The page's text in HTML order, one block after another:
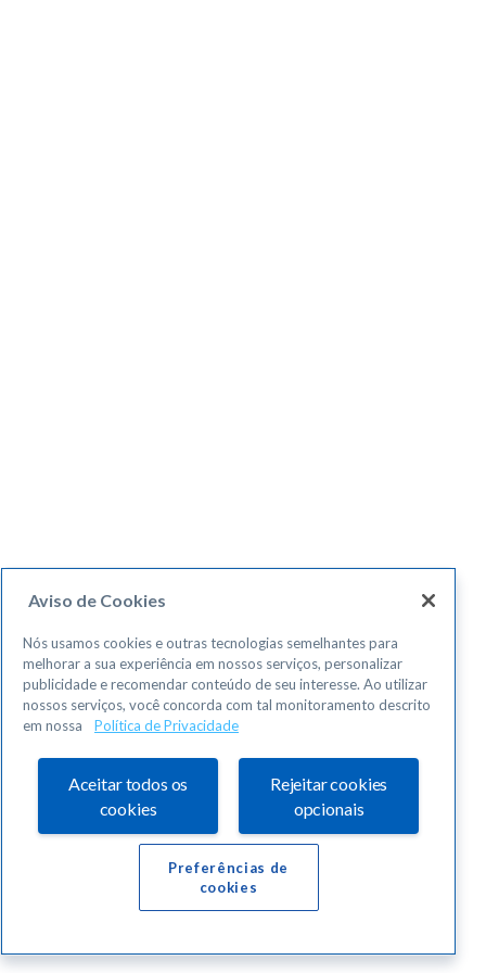
Aviso de Cookies
Nós usamos cookies e outras tecnologias semelhantes para
melhorar a sua experiência em nossos serviços, personalizar
publicidade e recomendar conteúdo de seu interesse. Ao utilizar
nossos serviços, você concorda com tal monitoramento descrito
em nossa
Política de Privacidade
Aceitar todos os
cookies
Rejeitar cookies
opcionais
Preferências de
cookies